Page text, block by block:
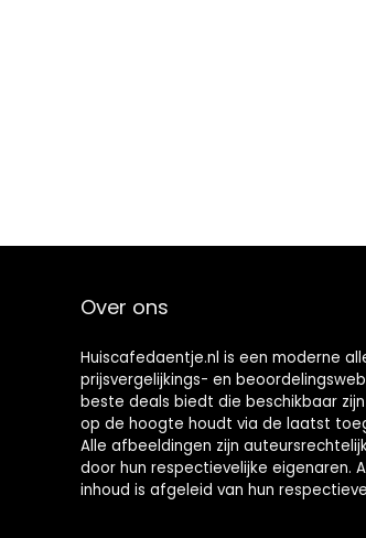
Over ons
Huiscafedaentje.nl is een moderne
prijsvergelijkings- en
beste deals biedt die beschikbaar
op de hoogte houdt via de laatst
Alle afbeeldingen zijn
door hun respectievelijke eigenaren.
inhoud is afgeleid van hun